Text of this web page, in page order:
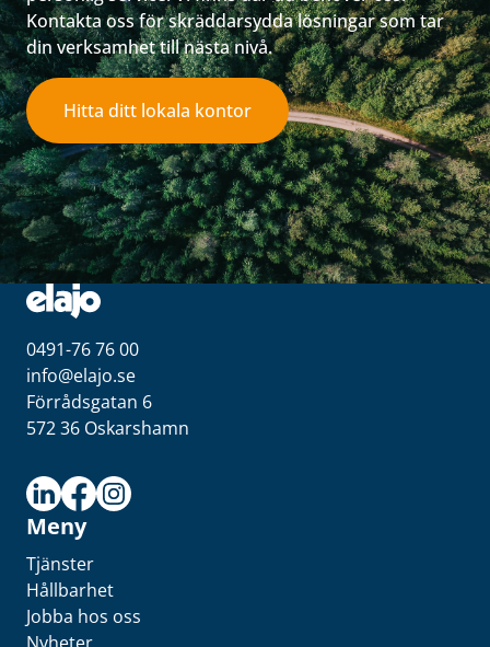
Kontakta oss för skräddarsydda lösningar som tar
din verksamhet till nästa nivå.
Hitta ditt lokala kontor
0491-76 76 00
info@elajo.se
Förrådsgatan 6
572 36 Oskarshamn
Meny
Tjänster
Hållbarhet
Jobba hos oss